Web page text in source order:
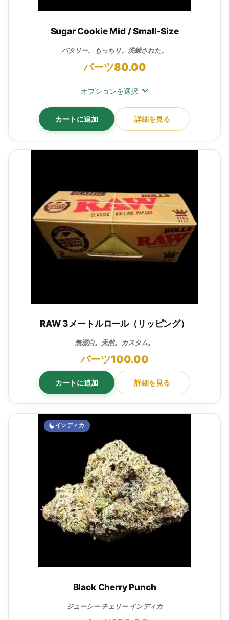
Sugar Cookie Mid / Small-Size
バタリー。もっちり。洗練された。
バーツ80.00
オプションを選択
カートに追加 詳細を見る
RAW 3メートルロール（リッピング）
無漂白。天然。カスタム。
バーツ100.00
カートに追加 詳細を見る
Black Cherry Punch
ジューシー チェリー インディカ
インディカ